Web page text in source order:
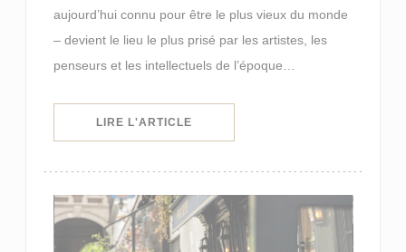
aujourd’hui connu pour être le plus vieux du monde
– devient le lieu le plus prisé par les artistes, les
penseurs et les intellectuels de l’époque…
LIRE L'ARTICLE((OUVRE UNE NOUVELLE